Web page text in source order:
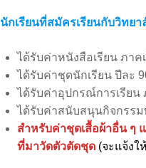
นักเรียนที่สมัครเรียนกับวิทย
ได้รับค่าหนังสือเรียน ภาค
ได้รับค่าชุดนักเรียน ปีละ
ได้รับค่าอุปกรณ์การเรียน
ได้รับค่าสนับสนุนกิจกรรม
สำหรับค่าชุดเสื้อผ้าอื่น ๆ
ที่มาวัดตัวตัดชุด (จะแจ้งใ